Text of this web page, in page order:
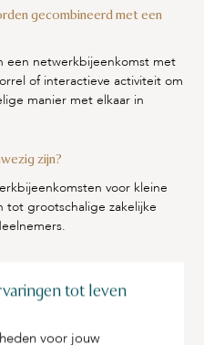
gecombineerd met een
een netwerkbijeenkomst met
of interactieve activiteit om
manier met elkaar in
zijn?
voor kleine
tot grootschalige zakelijke
tot leven
voor jouw